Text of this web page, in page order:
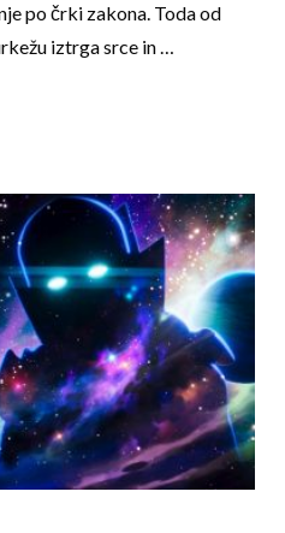
po črki zakona. Toda od
iztrga srce in …